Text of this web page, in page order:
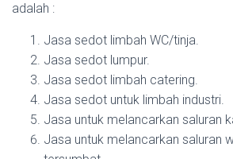
adalah :
Jasa sedot limbah WC/tinja.
Jasa sedot lumpur.
Jasa sedot limbah catering.
Jasa sedot untuk limbah industri.
Jasa untuk melancarkan saluran
Jasa untuk melancarkan saluran